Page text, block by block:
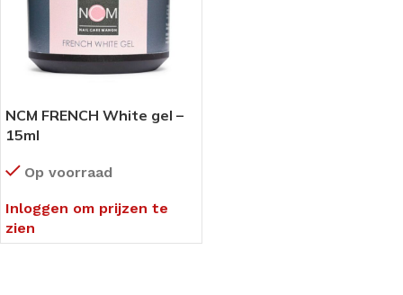
NCM FRENCH White gel –
15ml
Op voorraad
Inloggen om prijzen te
zien